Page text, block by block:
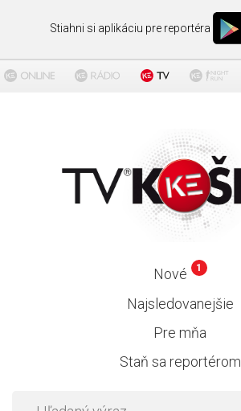
Stiahni si aplikáciu pre reportéra
Nové 1
Najsledovanejšie
Pre mňa
Staň sa reportérom